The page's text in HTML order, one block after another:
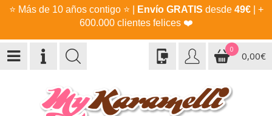
⭐ Más de 10 años contigo ⭐ Envío GRATIS desde 49€| +
600.000 clientes felices ❤️
0
0,00€